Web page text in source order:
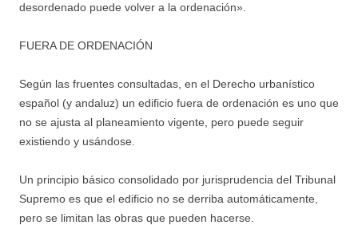
desordenado puede volver a la ordenación».
FUERA DE ORDENACIÓN
Según las fruentes consultadas, en el Derecho urbanístico
español (y andaluz) un edificio fuera de ordenación es uno que
no se ajusta al planeamiento vigente, pero puede seguir
existiendo y usándose.
Un principio básico consolidado por jurisprudencia del Tribunal
Supremo es que el edificio no se derriba automáticamente,
pero se limitan las obras que pueden hacerse.